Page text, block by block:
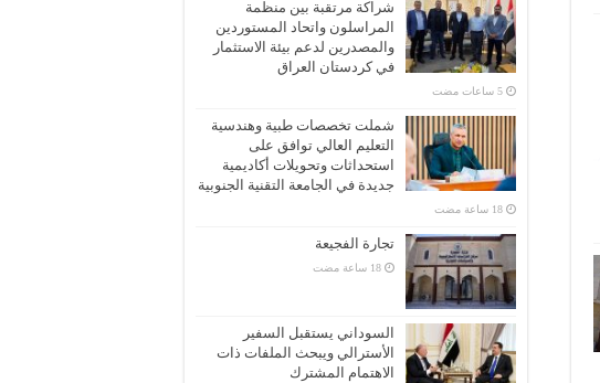
شراكة مرتقبة بين منظمة
المراسلون واتحاد المستوردين
والمصدرين لدعم بيئة الاستثمار
في كردستان العراق
شملت تخصصات طبية وهندسية
التعليم العالي توافق على
استحداثات وتحويلات أكاديمية
جديدة في الجامعة التقنية الجنوبية
تجارة الفجيعة
السوداني يستقبل السفير
الأسترالي ويبحث الملفات ذات
الاهتمام المشترك